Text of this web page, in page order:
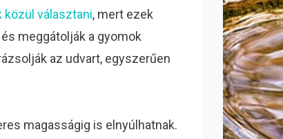
közül választani, mert ezek
meggátolják a gyomok
az udvart, egyszerűen
magasságig is elnyúlhatnak.